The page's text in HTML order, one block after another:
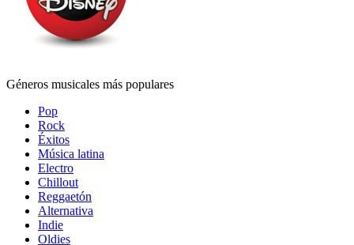
Géneros musicales más populares
Pop
Rock
Éxitos
Música latina
Electro
Chillout
Reggaetón
Alternativa
Indie
Oldies